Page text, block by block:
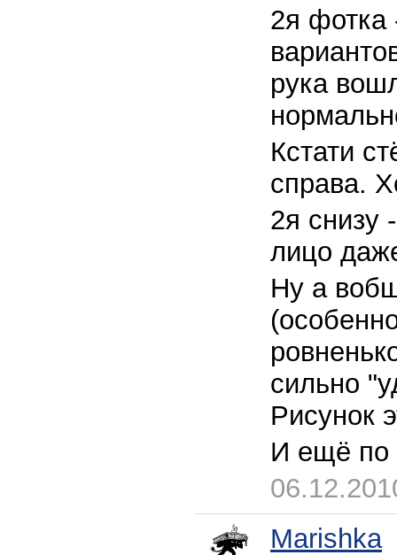
2я фотка
рука
Кстати
справа.
2я снизу
лицо
Ну а
сильно
Рисунок
И ещё по
Marishka